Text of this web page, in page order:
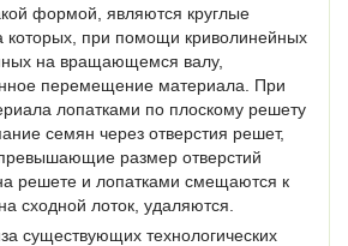
формой, являются круглые
которых, при помощи криволинейных
на вращающемся валу,
перемещение материала. При
лопатками по плоскому решету
семян через отверстия решет,
размер отверстий
решете и лопатками смещаются к
сходной лоток, удаляются.
существующих технологических